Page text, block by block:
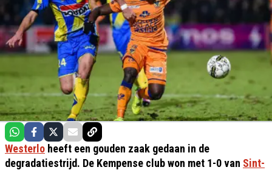
Westerlo heeft een gouden zaak gedaan in de
degradatiestrijd. De Kempense club won met 1-0 van Sint-